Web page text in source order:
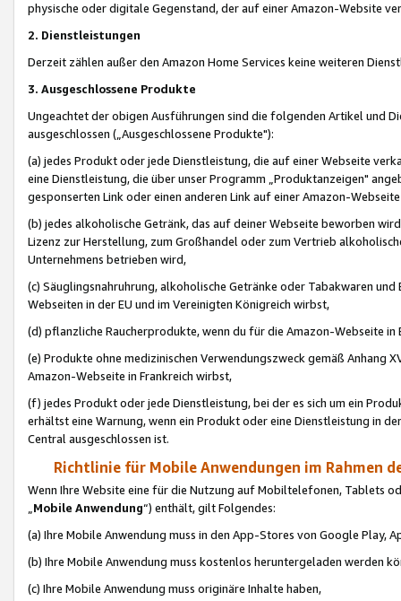
physische oder digitale Gegenstand, der auf einer Amazon-Website
2. Dienstleistungen
Derzeit zählen außer den Amazon Home Services keine weiteren
3. Ausgeschlossene Produkte
Ungeachtet der obigen Ausführungen sind die folgenden Artikel und
ausgeschlossen („Ausgeschlossene Produkte"):
(a) jedes Produkt oder jede Dienstleistung, die auf einer Webseite
eine Dienstleistung, die über unser Programm „Produktanzeigen"
gesponserten Link oder einen anderen Link auf einer Amazon-
(b) jedes alkoholische Getränk, das auf deiner Webseite beworben
Lizenz zur Herstellung, zum Großhandel oder zum Vertrieb
Unternehmens betrieben wird,
(c) Säuglingsnahruhrung, alkoholische Getränke oder Tabakwaren
Webseiten in der EU und im Vereinigten Königreich wirbst,
(d) pflanzliche Raucherprodukte, wenn du für die Amazon-Webseite in
(e) Produkte ohne medizinischen Verwendungszweck gemäß Anhang
Amazon-Webseite in Frankreich wirbst,
(f) jedes Produkt oder jede Dienstleistung, bei der es sich um ein
erhältst eine Warnung, wenn ein Produkt oder eine Dienstleistung in
Central ausgeschlossen ist.
Richtlinie für Mobile Anwendungen im Rahmen
Wenn Ihre Website eine für die Nutzung auf Mobiltelefonen, Tablets
„Mobile Anwendung“) enthält, gilt Folgendes:
(a) Ihre Mobile Anwendung muss in den App-Stores von Google Play,
(b) Ihre Mobile Anwendung muss kostenlos heruntergeladen werden
(c) Ihre Mobile Anwendung muss originäre Inhalte haben,